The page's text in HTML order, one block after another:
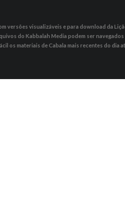
versões visualizáveis ​​e para download da
do Kabbalah Media podem ser
os materiais de Cabala mais recentes do dia